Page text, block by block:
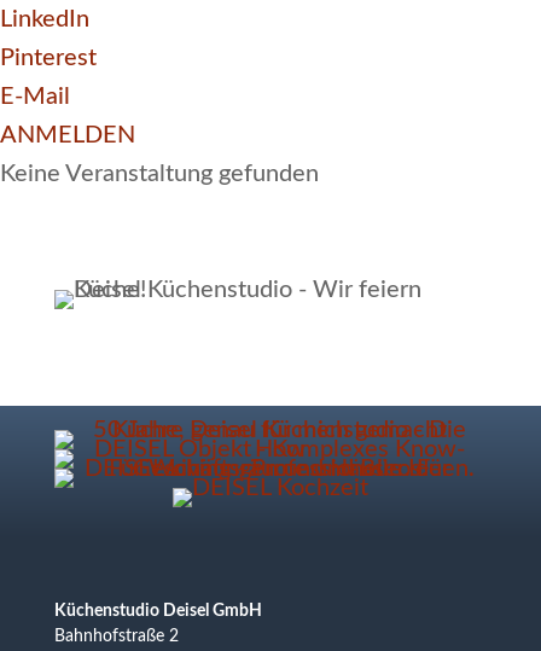
LinkedIn
Pinterest
E-Mail
ANMELDEN
Keine Veranstaltung gefunden
Küchenstudio Deisel GmbH
Bahnhofstraße 2